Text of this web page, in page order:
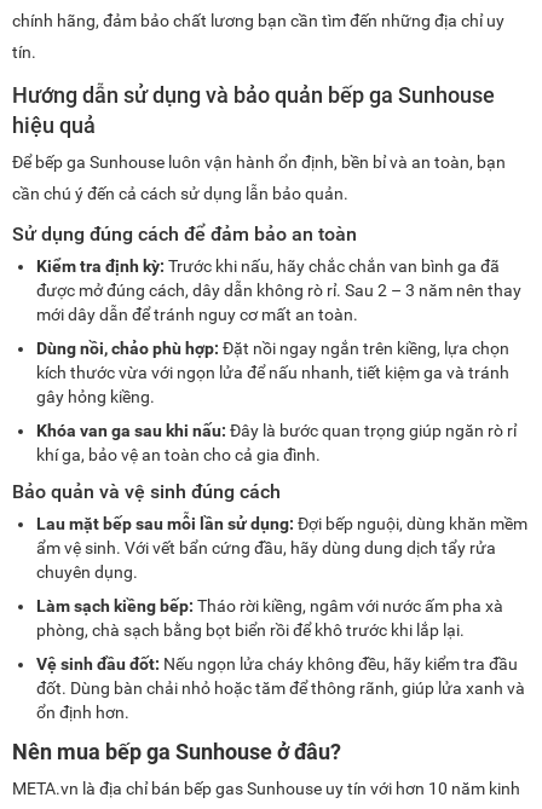
chính hãng, đảm bảo chất lương bạn cần tìm đến những địa chỉ uy
tín.
Hướng dẫn sử dụng và bảo quản bếp ga Sunhouse
hiệu quả
Để bếp ga Sunhouse luôn vận hành ổn định, bền bỉ và an toàn, bạn
cần chú ý đến cả cách sử dụng lẫn bảo quản.
Sử dụng đúng cách để đảm bảo an toàn
Kiểm tra định kỳ: Trước khi nấu, hãy chắc chắn van bình ga đã
được mở đúng cách, dây dẫn không rò rỉ. Sau 2 – 3 năm nên thay
mới dây dẫn để tránh nguy cơ mất an toàn.
Dùng nồi, chảo phù hợp: Đặt nồi ngay ngắn trên kiềng, lựa chọn
kích thước vừa với ngọn lửa để nấu nhanh, tiết kiệm ga và tránh
gây hỏng kiềng.
Khóa van ga sau khi nấu: Đây là bước quan trọng giúp ngăn rò rỉ
khí ga, bảo vệ an toàn cho cả gia đình.
Bảo quản và vệ sinh đúng cách
Lau mặt bếp sau mỗi lần sử dụng: Đợi bếp nguội, dùng khăn mềm
ẩm vệ sinh. Với vết bẩn cứng đầu, hãy dùng dung dịch tẩy rửa
chuyên dụng.
Làm sạch kiềng bếp: Tháo rời kiềng, ngâm với nước ấm pha xà
phòng, chà sạch bằng bọt biển rồi để khô trước khi lắp lại.
Vệ sinh đầu đốt: Nếu ngọn lửa cháy không đều, hãy kiểm tra đầu
đốt. Dùng bàn chải nhỏ hoặc tăm để thông rãnh, giúp lửa xanh và
ổn định hơn.
Nên mua bếp ga Sunhouse ở đâu?
META.vn là địa chỉ bán bếp gas Sunhouse uy tín với hơn 10 năm kinh